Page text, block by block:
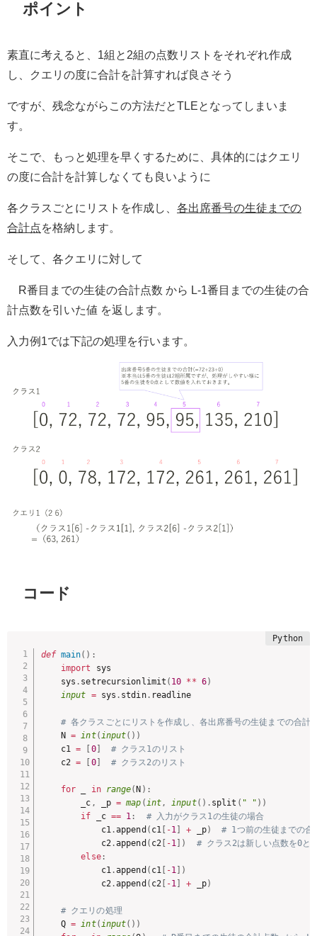
ポイント
素直に考えると、1組と2組の点数リストをそれぞれ作成
し、クエリの度に合計を計算すれば良さそう
ですが、残念ながらこの方法だとTLEとなってしまいま
す。
そこで、もっと処理を早くするために、具体的にはクエリ
の度に合計を計算しなくても良いように
各クラスごとにリストを作成し、 各出席番号の生徒までの
合計点を格納します。
そして、各クエリに対して
R番目までの生徒の合計点数 から L-1番目までの生徒の合
計点数を引いた値 を返します。
入力例1では下記の処理を行います。
コード
def main( ) :
import
sys
    sys
. setrecursionlimit ( 10 ** 6)
input = sys . stdin. readline
# 各クラスごとにリストを作成し、各出席番号の生徒までの合計
    N
= int( input( ) )
    c1
= [0]
# クラス1のリスト
    c2
= [0] # クラス2のリスト
for in range(N ) :
        _c
, _p = map ( int, input( ) . split ( " " ) )
if _c == 1 :
# 入力がクラス1の生徒の場合
            c1
.append ( c1 [ -1 ] + _p)
# 1つ前の生徒までの合
            c2
.append ( c2[ -1 ] )
# クラス2は新しい点数を0と
else:
            c1
.append ( c1 [ -1 ] )
            c2
.append ( c2[ -1 ] + _p)
# クエリの処理
    Q
= int( input( ) )